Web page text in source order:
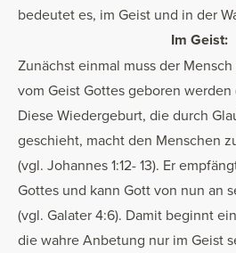
bedeutet es, im Geist und in der
Im Geist:
Zunächst einmal muss der
vom Geist Gottes geboren werden
Diese Wiedergeburt, die durch
geschieht, macht den Menschen
(vgl. Johannes 1:12- 13). Er
Gottes und kann Gott von nun an
(vgl. Galater 4:6). Damit beginnt
die wahre Anbetung nur im Geist